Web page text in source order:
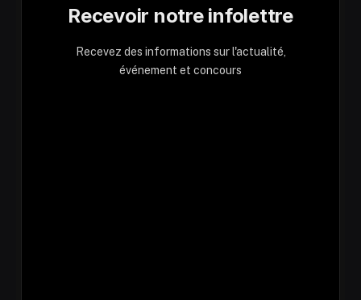
Recevoir notre infolettre
Recevez des informations sur l'actualité,
événement et concours